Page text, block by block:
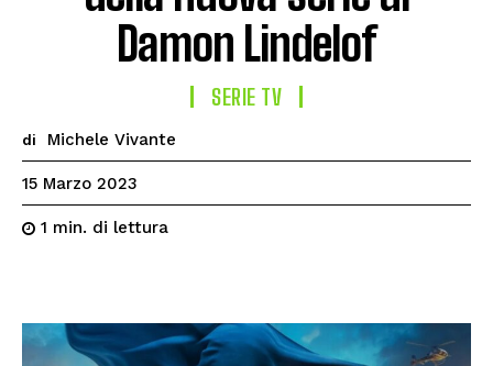
Damon Lindelof
SERIE TV
di Michele Vivante
15 Marzo 2023
1 min. di lettura